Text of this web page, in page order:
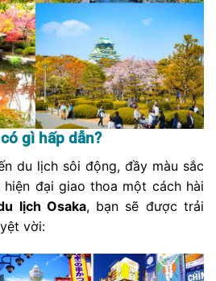
gì hấp dẫn?
du lịch sôi động, đầy màu sắc
đại giao thoa một cách hài
lịch Osaka, bạn sẽ được trải
vời: